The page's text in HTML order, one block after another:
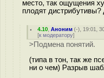
место, так ощущения
плодят
4.10 ,Аноним (-), 19:01,
[к модератору]
>Подмена понятий.
(типа в тон, так же
ни о чем) Разрыв